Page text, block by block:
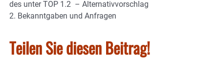
des unter TOP 1.2 – Alternativvorschlag
2. Bekanntgaben und Anfragen
Teilen Sie diesen Beitrag!